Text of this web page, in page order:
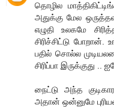
தொழில
அதுக்கு மேல
எழுதி உலகமே
சிரிச்சிட்டு போறான்.
பதில் சொல்ல
சிரிப்பா இருக்குது ..
நைட்டு அந்த
அதான் ஒன்னுமே